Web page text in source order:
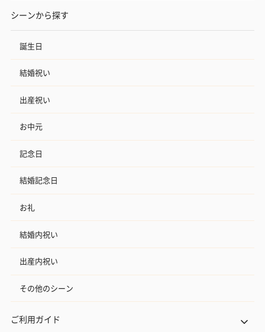
シーンから探す
誕生日
結婚祝い
出産祝い
お中元
記念日
結婚記念日
お礼
結婚内祝い
出産内祝い
その他のシーン
ご利用ガイド